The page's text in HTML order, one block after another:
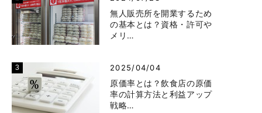
無人販売所を開業するため
の基本とは？資格・許可や
メリ…
2025/04/04
原価率とは？飲食店の原価
率の計算方法と利益アップ
戦略…